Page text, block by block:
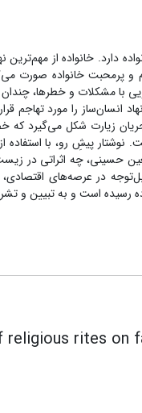
دارد. خانواده از
پرمحبت خانواده صورت
با مشکلات و خطرها، چندان
انسان‌ساز را مورد تهاجم
زیارت شکل می‌‌گیرد که
نوشتار پیشِ رو، با
حسینی، چه اثراتی در
rites on